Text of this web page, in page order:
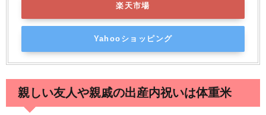
楽天市場
Yahooショッピング
親しい友人や親戚の出産内祝いは体重米